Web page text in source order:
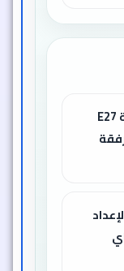
ركب الكاميرا في قاعدة لمبة E27